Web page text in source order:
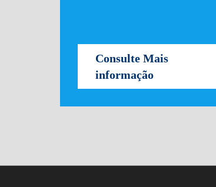
Consulte Mais
informação